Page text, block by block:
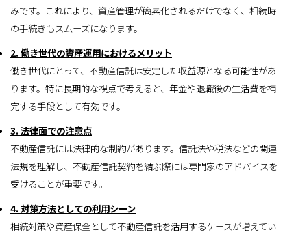
みです。これにより、資産管理が簡素化されるだけでなく、相続時
の手続きもスムーズになります。
2. 働き世代の資産運用におけるメリット
働き世代にとって、不動産信託は安定した収益源となる可能性があ
ります。特に長期的な視点で考えると、年金や退職後の生活費を補
完する手段として有効です。
3. 法律面での注意点
不動産信託には法律的な制約があります。信託法や税法などの関連
法規を理解し、不動産信託契約を結ぶ際には専門家のアドバイスを
受けることが重要です。
4. 対策方法としての利用シーン
相続対策や資産保全として不動産信託を活用するケースが増えてい